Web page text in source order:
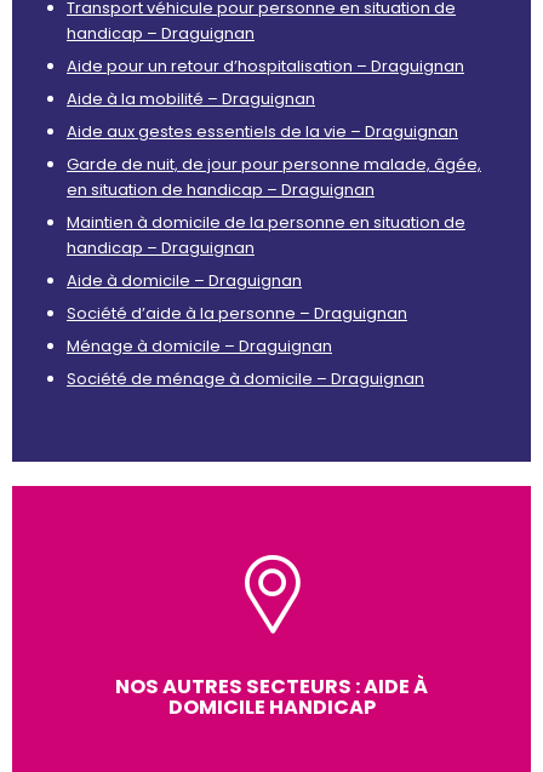
Transport véhicule pour personne en situation de
handicap – Draguignan
Aide pour un retour d’hospitalisation – Draguignan
Aide à la mobilité – Draguignan
Aide aux gestes essentiels de la vie – Draguignan
Garde de nuit, de jour pour personne malade, âgée,
en situation de handicap – Draguignan
Maintien à domicile de la personne en situation de
handicap – Draguignan
Aide à domicile – Draguignan
Société d’aide à la personne – Draguignan
Ménage à domicile – Draguignan
Société de ménage à domicile – Draguignan
NOS AUTRES SECTEURS : AIDE À
DOMICILE HANDICAP